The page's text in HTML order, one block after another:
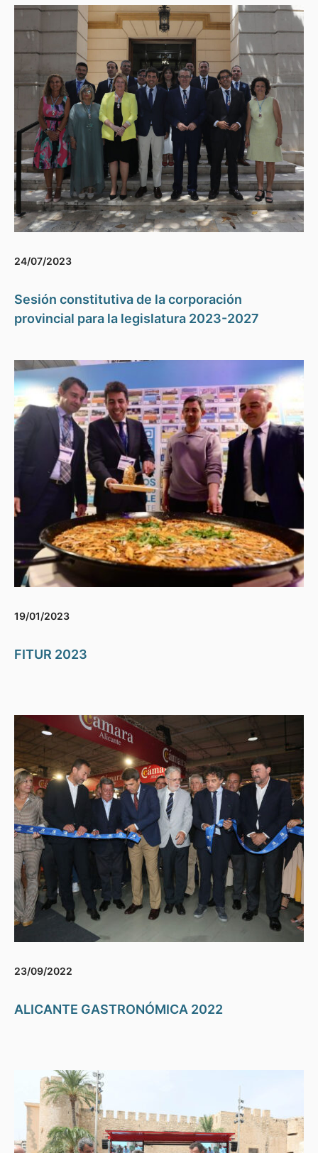
24/07/2023
Sesión constitutiva de la corporación
provincial para la legislatura 2023-2027
19/01/2023
FITUR 2023
23/09/2022
ALICANTE GASTRONÓMICA 2022